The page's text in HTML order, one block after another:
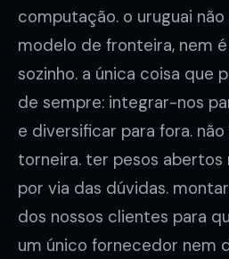
computação. o uruguai
modelo de fronteira, nem
sozinho. a única coisa que
de sempre: integrar-nos
e diversificar para fora.
torneira. ter pesos abertos
por via das dúvidas.
dos nossos clientes para
um único fornecedor nem